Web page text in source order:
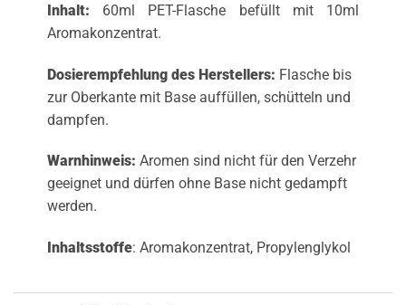
Inhalt: 60ml PET-Flasche befüllt mit 10ml
Aromakonzentrat.
Dosierempfehlung des Herstellers: Flasche bis
zur Oberkante mit Base auffüllen, schütteln und
dampfen.
Warnhinweis: Aromen sind nicht für den Verzehr
geeignet und dürfen ohne Base nicht gedampft
werden.
Inhaltsstoffe: Aromakonzentrat, Propylenglykol